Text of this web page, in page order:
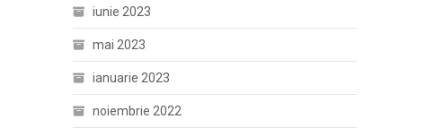
iunie 2023
mai 2023
ianuarie 2023
noiembrie 2022